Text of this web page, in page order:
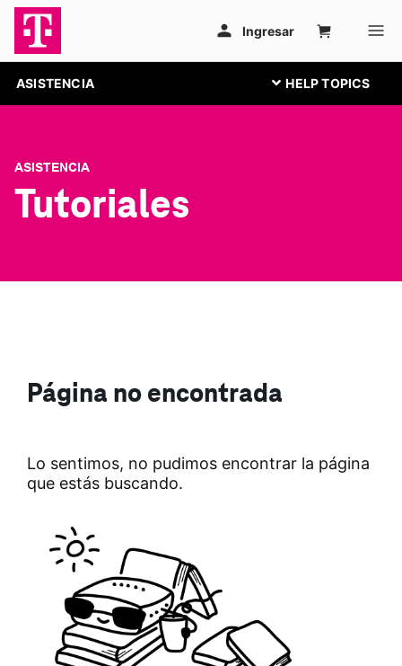
ASISTENCIA
ASISTENCIA
Tutoriales